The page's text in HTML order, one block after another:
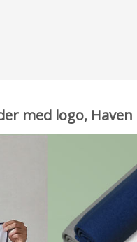
med logo, Haven